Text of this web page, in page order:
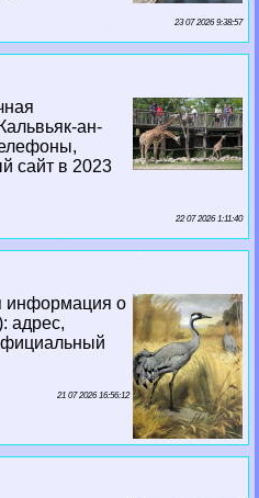
23 07 2026 9:38:57
ан-
сайт в 2023
22 07 2026 1:11:40
информация о
адрес,
21 07 2026 16:56:12